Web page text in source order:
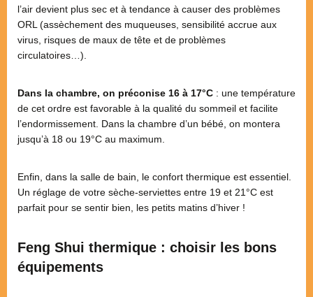
l’air devient plus sec et à tendance à causer des problèmes
ORL (assèchement des muqueuses, sensibilité accrue aux
virus, risques de maux de tête et de problèmes
circulatoires…).
Dans la chambre, on préconise 16 à 17°C : une température
de cet ordre est favorable à la qualité du sommeil et facilite
l’endormissement. Dans la chambre d’un bébé, on montera
jusqu’à 18 ou 19°C au maximum.
Enfin, dans la salle de bain, le confort thermique est essentiel.
Un réglage de votre sèche-serviettes entre 19 et 21°C est
parfait pour se sentir bien, les petits matins d’hiver !
Feng Shui thermique : choisir les bons
équipements